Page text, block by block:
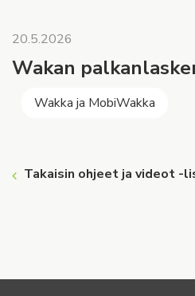
20.5.2026
Wakan
Wakka ja MobiWakka
Takaisin ohjeet ja videot -